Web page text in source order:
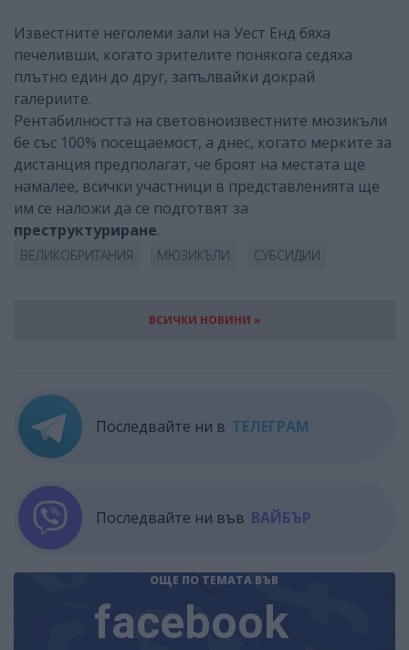
Известните неголеми зали на Уест Енд бяха
печеливши, когато зрителите понякога седяха
плътно един до друг, запълвайки докрай
галериите.
Рентабилността на световноизвестните мюзикъли
бе със 100% посещаемост, а днес, когато мерките за
дистанция предполагат, че броят на местата ще
намалее, всички участници в представленията ще
им се наложи да се подготвят за
преструктуриране.
ВЕЛИКОБРИТАНИЯ МЮЗИКЪЛИ СУБСИДИИ
ВСИЧКИ НОВИНИ »
Последвайте ни в ТЕЛЕГРАМ
Последвайте ни във ВАЙБЪР
ОЩЕ ПО ТЕМАТА ВЪВ
facebook